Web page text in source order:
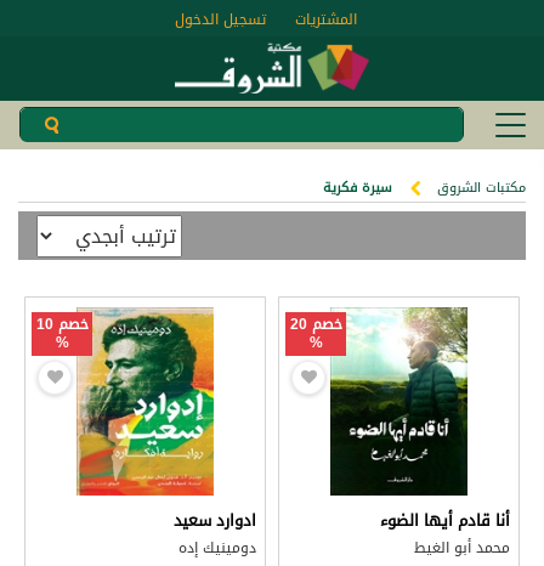
تسجيل الدخول المشتريات
مكتبات الشروق سيرة فكرية
خصم 20
%
أنا قادم أيها الضوء
محمد أبو الغيط
خصم 10
%
ادوارد سعيد
دومينيك إده